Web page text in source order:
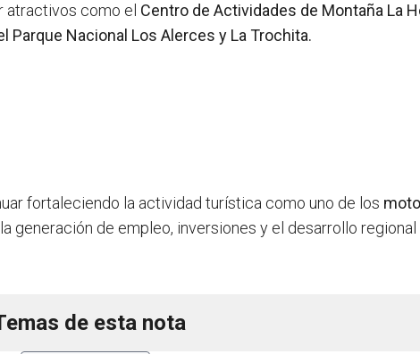
atractivos como el Centro de Actividades de Montaña La
Parque Nacional Los Alerces y La Trochita.
fortaleciendo la actividad turística como uno de los
generación de empleo, inversiones y el desarrollo regional
de esta nota